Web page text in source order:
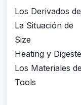
Los Derivados
La Situación de
Size
Heating y
Los Materiales de
Tools